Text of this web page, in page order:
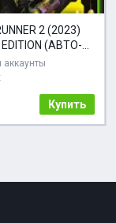
2 (2023)
EDITION (АВТО-
+ БОНУС
Купить